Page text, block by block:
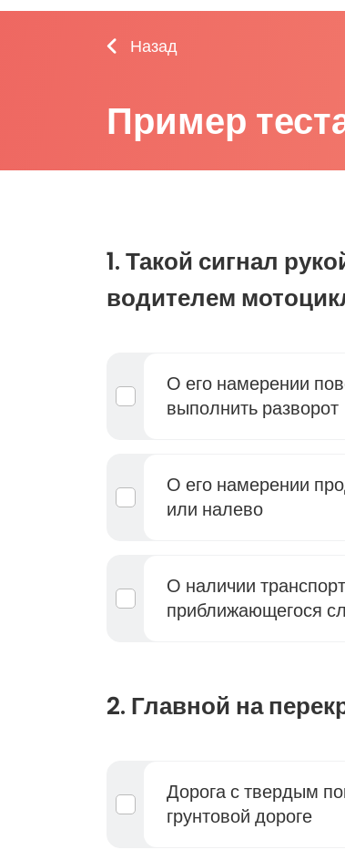
Назад
Пример
1. Такой сигнал
водителем
О его намерении
выполнить разворот
О его намерении
или налево
О наличии
приближающегося
2. Главной на
Дорога с твердым
грунтовой дороге